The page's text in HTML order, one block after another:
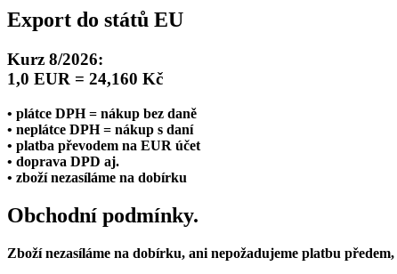
Export do států EU
Kurz 8/2026:
1,0 EUR = 24,160 Kč
• plátce DPH = nákup bez daně
• neplátce DPH = nákup s daní
• platba převodem na EUR účet
• doprava DPD aj.
• zboží nezasíláme na dobírku
Obchodní podmínky.
Zboží nezasíláme na dobírku, ani nepožadujeme platbu předem,